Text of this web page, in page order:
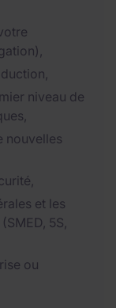
niveau de
nouvelles
et les
5S,
ou